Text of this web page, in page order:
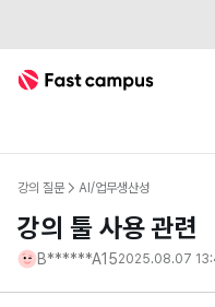
Fast Campus
강의 질문 AI/업무생산성
강의 툴 사용 관련
B******A152025.08.07